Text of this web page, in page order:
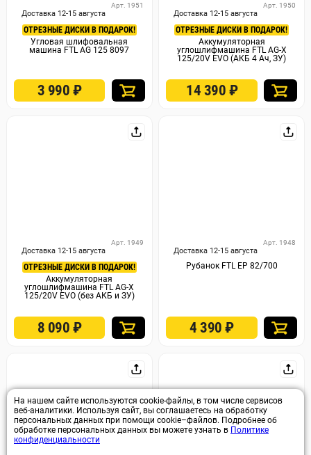
Доставка 12-15 августа
Арт. 1951
ОТРЕЗНЫЕ ДИСКИ В ПОДАРОК!
Угловая шлифовальная
машина FTL AG 125 8097
3 990 ₽
Доставка 12-15 августа
Арт. 1950
ОТРЕЗНЫЕ ДИСКИ В ПОДАРОК!
Аккумуляторная
углошлифмашина FTL AG-X
125/20V EVO (АКБ 4 Ач, ЗУ)
14 390 ₽
Доставка 12-15 августа
Арт. 1949
ОТРЕЗНЫЕ ДИСКИ В ПОДАРОК!
Аккумуляторная
углошлифмашина FTL AG-X
125/20V EVO (без АКБ и ЗУ)
8 090 ₽
Доставка 12-15 августа
Арт. 1948
Рубанок FTL EP 82/700
4 390₽
На нашем сайте используются cookie-файлы, в том числе сервисов
веб-аналитики. Используя сайт, вы соглашаетесь на обработку
персональных данных при помощи cookie–файлов. Подробнее об
обработке персональных данных вы можете узнать в Политике
конфиденциальности